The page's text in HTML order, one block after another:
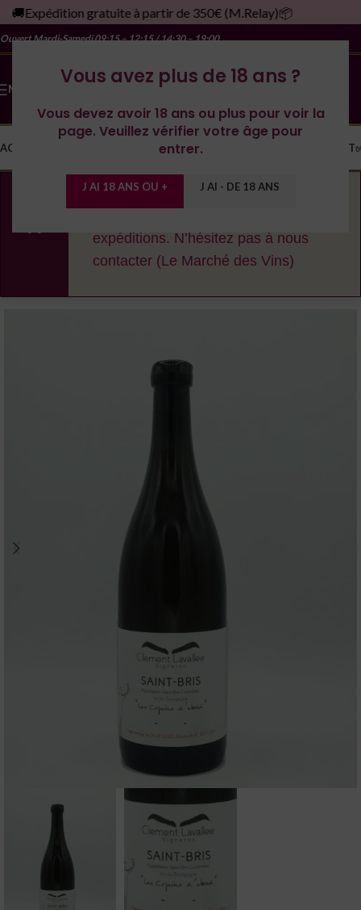
Vous avez plus de 18 ans ?
Vous devez avoir 18 ans ou plus pour voir la
page. Veuillez vérifier votre âge pour
entrer.
J AI 18 ANS OU + J AI - DE 18 ANS
🚚Expédition gratuite à partir de 350€ (M.Relay)📦
Ouvert Mardi-Samedi09:15 – 12:15 / 14:30 – 19:00
MENU
ACCUEIL LES DOMAINESYONNE CONTACT
En cas de fortes chaleurs, nous nous
expéditions. N’hésitez pas à nous
contacter (Le Marché des Vins)